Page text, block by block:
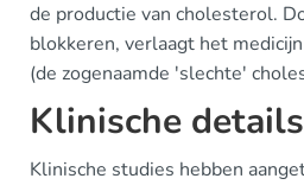
de productie van cholesterol.
blokkeren, verlaagt het
(de zogenaamde 'slechte'
Klinische details
Klinische studies hebben